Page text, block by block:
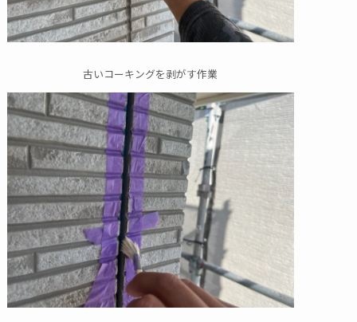
古いコーキングを剥がす作業